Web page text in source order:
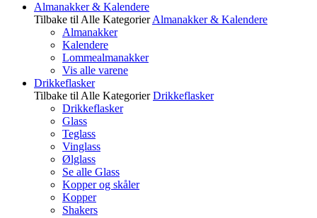
Almanakker & Kalendere
Tilbake til Alle Kategorier Almanakker & Kalendere
Almanakker
Kalendere
Lommealmanakker
Vis alle varene
Drikkeflasker
Tilbake til Alle Kategorier Drikkeflasker
Drikkeflasker
Glass
Teglass
Vinglass
Ølglass
Se alle Glass
Kopper og skåler
Kopper
Shakers